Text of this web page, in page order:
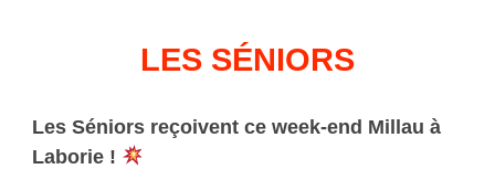
LES SÉNIORS
Les Séniors reçoivent ce week-end Millau à
Laborie !